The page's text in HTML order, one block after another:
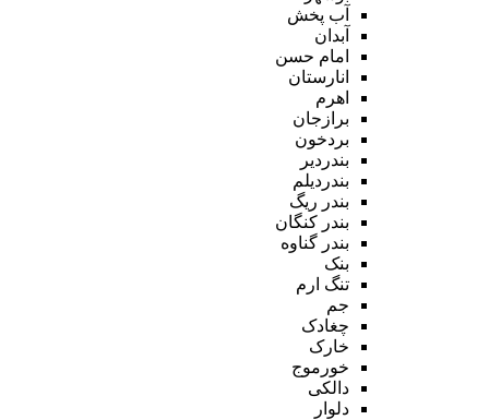
آب پخش
آبدان
امام حسن
انارستان
اهرم
برازجان
بردخون
بندردیر
بندردیلم
بندر ریگ
بندر کنگان
بندر گناوه
بنک
تنگ ارم
جم
چغادک
خارک
خورموج
دالکی
دلوار